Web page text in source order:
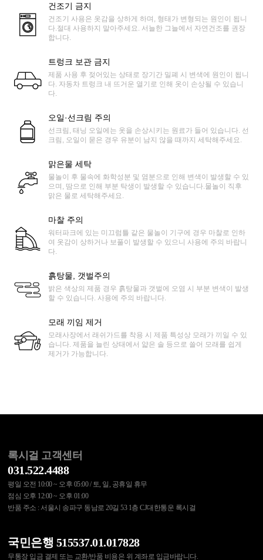
건조기 금지
건조기 사용은 옷감을 상하게 하며, 형태가 변형되는 원인이 됩니
다.절대 사용하지 말아주세요. 서늘한 그늘에서 자연건조를 권장
합니다.
트렁크 보관 금지
제품 사용 후 젖어있는 상태로 장기간 밀폐 시 변색에 원인이 됩니
다. 자동차 트렁크 내 뜨거운 열기로 인해 옷이 손상될 수 있습니
다.
오일·선크림 주의
선크림, 태닝 오일에는 옷을 손상시키는 원료가 들어 있습니다. 선
크림, 오일이 묻은 경우 유분이 남지 않을 때까지 세탁해주세요.
맑은물 세탁
물놀이 후 물속에 화학성분 및 염분으로 인해 변색이 발생할 수 있
으며, 땀으로 인해 부분 탁생이 발생할 수 있습니다.물놀이 직후
맑은 물로 세탁해주세요.
마찰 주의
워터파크에 있는 미끄럼틀 같은 물놀이 기구에 경우 마찰로 인하
여 옷감이 상하거나 보풀이 발생할 수 있으니 사용에 주의 바랍니
다.
흙탕물, 갯벌주의
밝은 색상의 제품 경우 흙탕물과 갯벌에 오염 시 부분 변색이 발생
할 수 있습니다. 사용에 주의 바랍니다.
모래 끼임 제거
모래사장에서 래쉬가드를 착용 시 제품 특성상 모래가 끼일 수 있
습니다. 제품을 늘린 상태에서 얇은 솔 등으로 쓸어 모래를 쉽게
제거가 가능합니다.
록시걸 고객센터
031.522.4488
평일 오전 10:00 ~ 오후 05:00 / 토, 일, 공휴일 휴무
점심 오후 12:00 ~ 오후 01:00
반품 주소 : 서울시 송파구 동남로 20길 53 1층 CJ대한통운 록시걸
국민은행 515537.01.017828
무통장 입금 결제 또는 교환/반품 비용은 위 계좌로 입금바랍니다.